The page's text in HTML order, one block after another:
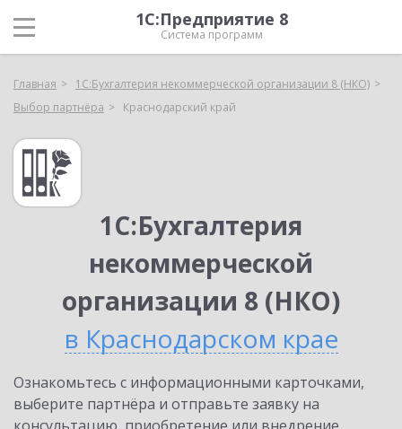
1С:Предприятие 8
Система программ
Главная
1С:Бухгалтерия некоммерческой организации 8 (НКО)
Выбор партнёра
Краснодарский край
1С:Бухгалтерия
некоммерческой
организации 8 (НКО)
в Краснодарском крае
Ознакомьтесь с информационными карточками,
выберите партнёра и отправьте заявку на